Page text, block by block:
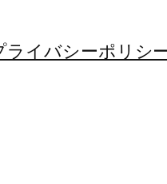
ライバシーポリシ